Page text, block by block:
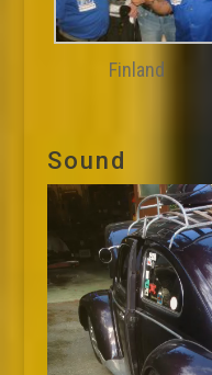
Finland
Sound
Videospelare